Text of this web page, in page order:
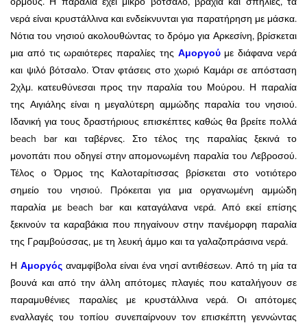
νερά είναι κρυστάλλινα και ενδείκνυνται για παρατήρηση με μάσκα.
Νότια του νησιού ακολουθώντας το δρόμο για Αρκεσίνη, βρίσκεται
μια από τις ωραιότερες παραλίες της Αμοργούμε διάφανα νερά
και ψιλό βότσαλο. Όταν φτάσεις στο χωριό Καμάρι σε απόσταση
2χλμ. κατευθύνεσαι προς την παραλία του Μούρου. Η παραλία
της Αιγιάλης είναι η μεγαλύτερη αμμώδης παραλία του νησιού.
Ιδανική για τους δραστήριους επισκέπτες καθώς θα βρείτε πολλά
beach bar και ταβέρνες. Στο τέλος της παραλίας ξεκινά το
μονοπάτι που οδηγεί στην απομονωμένη παραλία του Λεβροσού.
Τέλος ο Όρμος της Καλοταρίτισσας βρίσκεται στο νοτιότερο
σημείο του νησιού. Πρόκειται για μια οργανωμένη αμμώδη
παραλία με beach bar και καταγάλανα νερά. Από εκεί επίσης
ξεκινούν τα καραβάκια που πηγαίνουν στην πανέμορφη παραλία
της Γραμβούσσας, με τη λευκή άμμο και τα γαλαζοπράσινα νερά.
Η Αμοργός αναμφίβολα είναι ένα νησί αντιθέσεων. Από τη μία τα
βουνά και από την άλλη απότομες πλαγιές που καταλήγουν σε
παραμυθένιες παραλίες με κρυστάλλινα νερά. Οι απότομες
εναλλαγές του τοπίου συνεπαίρνουν τον επισκέπτη γεννώντας